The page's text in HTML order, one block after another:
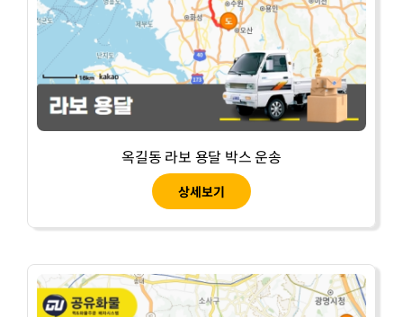
옥길동 라보 용달 박스 운송
상세보기